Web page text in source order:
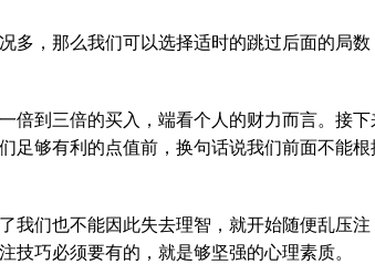
多，那么我们可以选择适时的跳过后面的局
倍到三倍的买入，端看个人的财力而言。接
足够有利的点值前，换句话说我们前面不能
我们也不能因此失去理智，就开始随便乱压
技巧必须要有的，就是够坚强的心理素质。